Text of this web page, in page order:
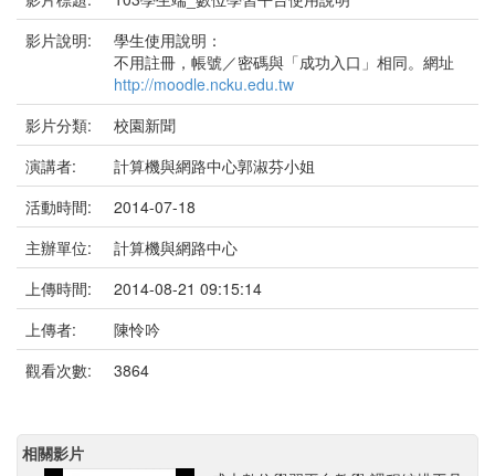
影片說明:
學生使用說明：
不用註冊，帳號／密碼與「成功入口」相同。網址
http://moodle.ncku.edu.tw
影片分類:
校園新聞
演講者:
計算機與網路中心郭淑芬小姐
活動時間:
2014-07-18
主辦單位:
計算機與網路中心
上傳時間:
2014-08-21 09:15:14
上傳者:
陳怜吟
觀看次數:
3864
相關影片